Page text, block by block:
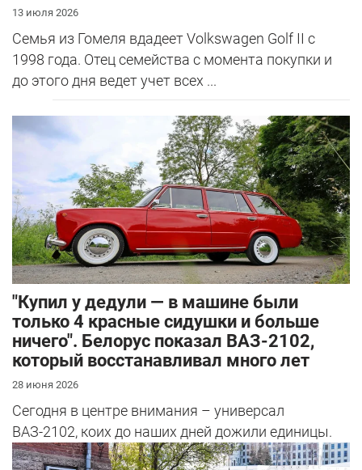
13 июля 2026
Семья из Гомеля вдадеет Volkswagen Golf II с
1998 года. Отец семейства с момента покупки и
до этого дня ведет учет всех ...
"Купил у дедули — в машине были
только 4 красные сидушки и больше
ничего". Белорус показал ВАЗ-2102,
который восстанавливал много лет
28 июня 2026
Сегодня в центре внимания – универсал
ВАЗ-2102, коих до наших дней дожили единицы.